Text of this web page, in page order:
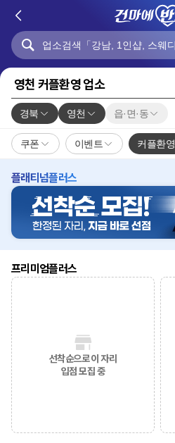
영천 커플환영 업소
경북 영천 읍·면·동
쿠폰 이벤트 커플환영
플래티넘플러스
프리미엄플러스
선착순으로 이 자리
입점 모집 중